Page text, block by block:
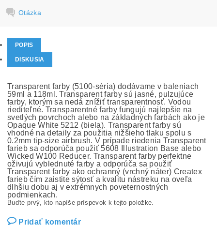
Otázka
POPIS
DISKUSIA
Transparent farby (5100-séria) dodávame v baleniach
59ml a 118ml. Transparent farby sú jasné, pulzujúce
farby, ktorým sa nedá znížiť transparentnosť. Vodou
riediteľné. Transparentné farby fungujú najlepšie na
svetlých povrchoch alebo na základných farbách ako je
Opaque White 5212 (biela). Transparent farby sú
vhodné na detaily za použitia nižšieho tlaku spolu s
0.2mm tip-size airbrush. V prípade riedenia Transparent
farieb sa odporúča použiť 5608 Illustration Base alebo
Wicked W100 Reducer. Transparent farby perfektne
oživujú vyblednuté farby a odporúča sa použiť
Transparent farby ako ochranný (vrchný náter) Createx
farieb čím zaistite sýtosť a kvalitu nástreku na oveľa
dlhšiu dobu aj v extrémnych poveternostných
podmienkach.
Buďte prvý, kto napíše príspevok k tejto položke.
Pridať komentár